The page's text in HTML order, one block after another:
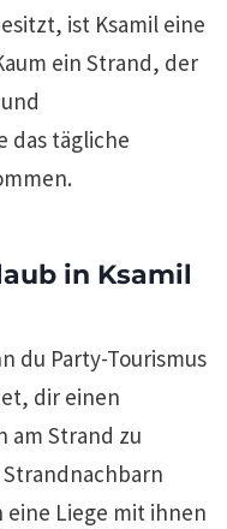
ist Ksamil eine
ein Strand, der
das tägliche
in Ksamil
du Party-Tourismus
dir einen
am Strand zu
eine Liege mit ihnen